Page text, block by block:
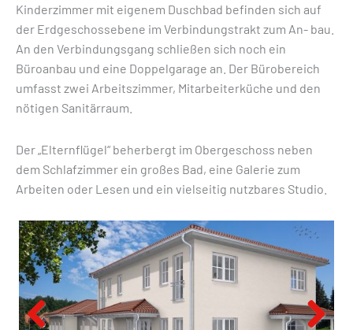
Kinderzimmer mit eigenem Duschbad befinden sich auf
der Erdgeschossebene im Verbindungstrakt zum An- bau.
An den Verbindungsgang schließen sich noch ein
Büroanbau und eine Doppelgarage an. Der Bürobereich
umfasst zwei Arbeitszimmer, Mitarbeiterküche und den
nötigen Sanitärraum.
Der „Elternflügel“ beherbergt im Obergeschoss neben
dem Schlafzimmer ein großes Bad, eine Galerie zum
Arbeiten oder Lesen und ein vielseitig nutzbares Studio.